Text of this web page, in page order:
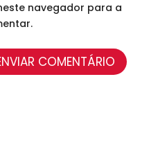
navegador para a
COMENTÁRIO